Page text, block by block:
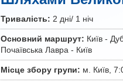
Тривалiсть: 2 дні/ 1 ніч
Основний маршрут: Київ -
Почаївська Лавра - Київ
Місце збору групи: м. Київ,